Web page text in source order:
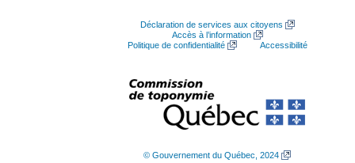
Déclaration de services aux citoyens
Accès à l’information
Politique de confidentialité
Accessibilité
© Gouvernement du Québec, 2024